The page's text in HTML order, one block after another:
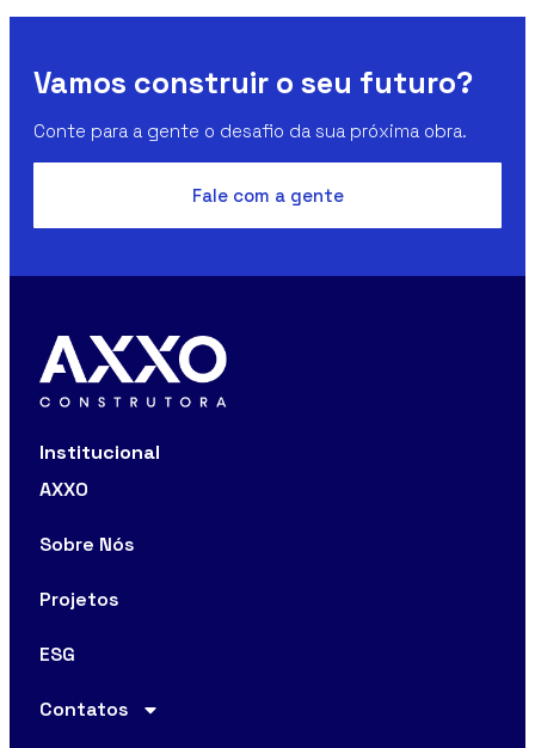
Vamos construir o seu futuro?
Conte para a gente o desafio da sua próxima obra.
Fale com a gente
Institucional
AXXO
Sobre Nós
Projetos
ESG
Contatos